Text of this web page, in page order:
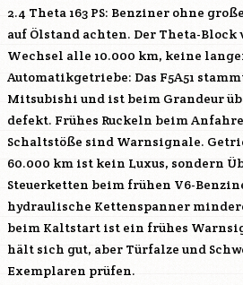
2.4 Theta 163 PS: Benziner ohne
auf Ölstand achten. Der Theta-
Wechsel alle 10.000 km, keine
Automatikgetriebe: Das F5A51
Mitsubishi und ist beim Grandeur
defekt. Frühes Ruckeln beim
Schaltstöße sind Warnsignale.
60.000 km ist kein Luxus, sondern
Steuerketten beim frühen V6-
hydraulische Kettenspanner
beim Kaltstart ist ein frühes
hält sich gut, aber Türfalze und
Exemplaren prüfen.